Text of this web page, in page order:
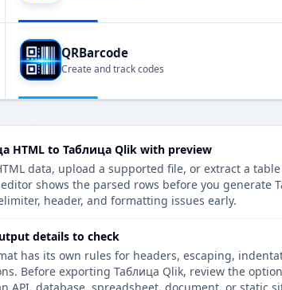
QRBarcode
Create and track codes
HTML to Таблица Qlik with preview
data, upload a supported file, or extract a
shows the parsed rows before you generate
header, and formatting issues early.
details to check
has its own rules for headers, escaping,
Before exporting Таблица Qlik, review the